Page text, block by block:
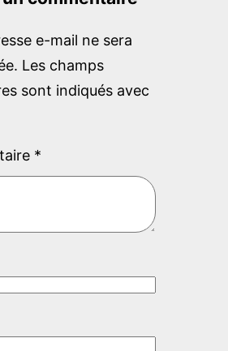
e-mail ne sera
Les champs
sont indiqués avec
*